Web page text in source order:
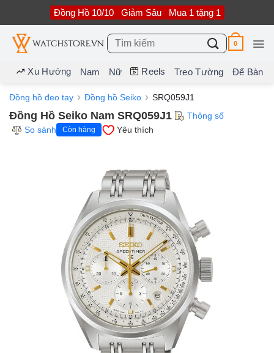
nội
dung
Đồng Hồ 10/10 Giảm Sâu Mua 1 tặng 1
Tìm
kiếm:
0
Xu Hướng Nam Nữ Reels Treo Tường Để Bàn
Đồng hồ đeo tay Đồng hồ Seiko SRQ059J1
Đồng Hồ Seiko Nam SRQ059J1
Thông số
So sánh
Còn hàng Yêu thích